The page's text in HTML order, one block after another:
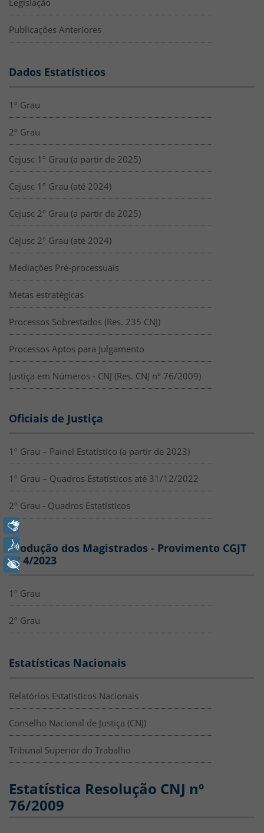
Legislação
Publicações Anteriores
Dados Estatísticos
1º Grau
2º Grau
Cejusc 1º Grau (a partir de 2025)
Cejusc 1º Grau (até 2024)
Cejusc 2º Grau (a partir de 2025)
Cejusc 2º Grau (até 2024)
Mediações Pré-processuais
Metas estratégicas
Processos Sobrestados (Res. 235 CNJ)
Processos Aptos para Julgamento
Justiça em Números - CNJ (Res. CNJ nº 76/2009)
Oficiais de Justiça
1º Grau – Painel Estatístico (a partir de 2023)
1º Grau – Quadros Estatísticos até 31/12/2022
2º Grau - Quadros Estatísticos
Produção dos Magistrados - Provimento CGJT
nº 4/2023
1º Grau
2º Grau
Estatísticas Nacionais
Relatórios Estatísticos Nacionais
Conselho Nacional de Justiça (CNJ)
Tribunal Superior do Trabalho
Estatística Resolução CNJ nº
76/2009
Voz
+ Acessibilidade